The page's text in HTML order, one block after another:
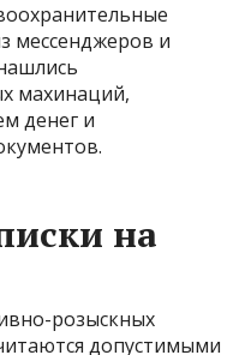
мессенджеров и
махинаций,
денег и
на
розыскных
допустимыми